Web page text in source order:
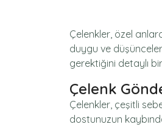
Çelenkler, özel
duygu ve
gerektiğini detaylı
Çelenk
Çelenkler, çeşitli
dostunuzun